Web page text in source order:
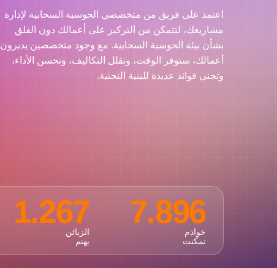
اعتمد على فريق من متخصصي الحوسبة السحابية لإدارة
مشاريعك، لتتمكن من التركيز على أعمالك دون القلق
بشأن بيئة الحوسبة السحابية. مع وجود متخصصين يديرون
أعمالك، ستوفر الوقت، وتقلل التكاليف، وتحسن الأداء،
وتجني فوائد عديدة للبنية التحتية.
7.896
خوادم
تمكنت
1.267
الزبائن
يهتم